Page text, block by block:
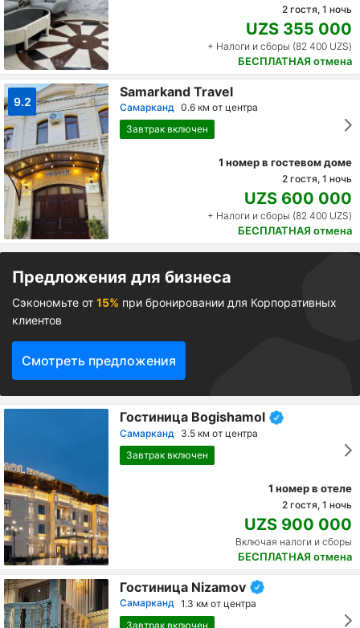
2 гостя, 1 ночь
UZS 355 000
+ Налоги и сборы (82 400 UZS)
БЕСПЛАТНАЯ отмена
9.2
Samarkand Travel
Самарканд 0.6 км от центра
Завтрак включен
1 номер в гостевом доме
2 гостя, 1 ночь
UZS 600 000
+ Налоги и сборы (82 400 UZS)
БЕСПЛАТНАЯ отмена
Предложения для бизнеса
Сэкономьте от 15% при бронировании для Корпоративных
клиентов
Смотреть предложения
Гостиница Bogishamol
Самарканд
3.5 км от центра
Завтрак включен
1 номер в отеле
2 гостя, 1 ночь
UZS 900 000
Включая налоги и сборы
БЕСПЛАТНАЯ отмена
Гостиница Nizamov
Самарканд 1.3 км от центра
Завтрак включен